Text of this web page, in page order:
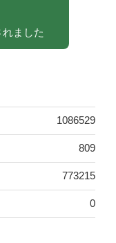
ました
1086529
809
773215
0